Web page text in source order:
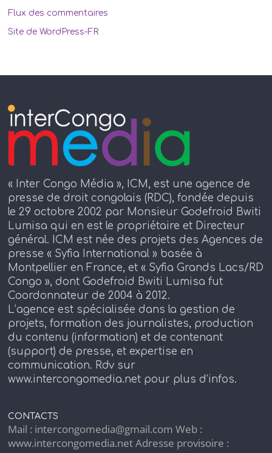
Flux des commentaires
Site de WordPress-FR
« Inter Congo Média », ICM, est une agence de
presse de droit congolais (RDC), fondée depuis
le 29 octobre 2002 par Monsieur Godefroid Bwiti
Lumisa qui en est le propriétaire et Directeur
général. ICM est née des projets des Agences de
presse « Syfia International » basée à
Montpellier en France, et « Syfia Grands Lacs/RD
Congo », dont Godefroid Bwiti Lumisa fut
Coordonnateur de 2004 à 2012.
L’agence est spécialisée dans la gestion de
projets, formation des journalistes, production
du contenu (information) et de contenant
(support) de presse, et expertise en
communication. Rdv sur
www.intercongomedia.net pour plus d’infos.
CONTACTS
Mail : intercongomedia@gmail.com Web :
www.intercongomedia.net Adresse provisoire :